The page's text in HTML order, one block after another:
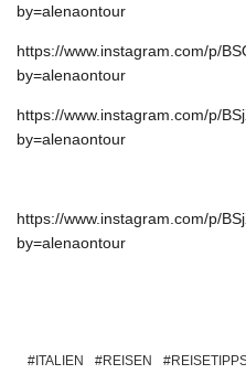
by=alenaontour
https://www.instagram.com/p/
by=alenaontour
https://www.instagram.com/p/
by=alenaontour
https://www.instagram.com/p/
by=alenaontour
ITALIEN REISEN